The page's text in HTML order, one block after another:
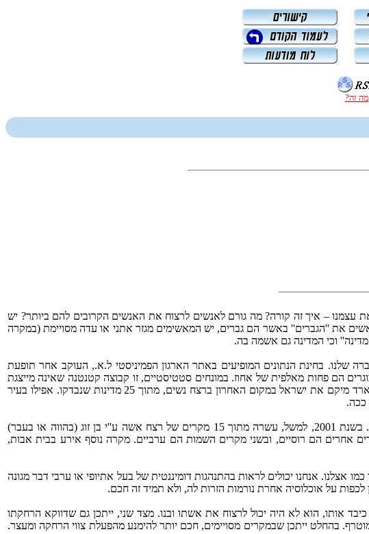
מה זה?
עצמנו – איך זה קורה? מה גורם לאנשים לרצוח את האנשים הקרובים להם ביותר? יש
את ''הגברים'' באשר הם גברים, יש המאשימים מגזר אתני או עדה מסויימת (במקרה
וכי המדינה גם אשמה בה.
בחינת הנתונים המופיעים באתר הארגון הפמיניסטי ל.א., העוקב אחר תופעת
במשפחה, מעלה כי מדי שנה נרצחים במדינת ישראל כ-‏15 בני אדם ע''י בן זוג. 15 מקרים מתוך אוכלוסייה של כ-‏4,000,000 בוגרים הם פחות מאלפית של אחוז. במונחים סטטיסטיים, זו קבוצה קטנטנה שאינה מייצגת
תופעה רחבה ואי אפשר ללמוד ממנה דבר על כלל הציבור. מן הראוי גם לציין שמחקר השוואתי שנערך באחרונה באוניברסיטת הארווארד מיקם את ישראל במקום האחרון ברצח נשים, מתוך 25 מדינות שנבדקו. אפילו בעיר
ככה.
או בעבר)
אחרים הם רוסיים, ובשני מקרים השמות הם ערביים. מקרה נוסף אירע בבית אבות,
אנחנו יכולים לראות בהתנהגות דומיננטית של בעל אתיופי או ערבי דבר מגונה
על אוכלוסיה אחרת נורמות הזרות לה, ולא תמיד זה חכם.
אותו, הוא לא היה יכול לרצוח את אשתו ובנו. מצד שני, ייתכן גם שדווקא הרחקתו
בהחלט ייתכן שבמקרים מסויימים, חכם יותר להימנע מהפעלת צווי הרחקה ומעצר.